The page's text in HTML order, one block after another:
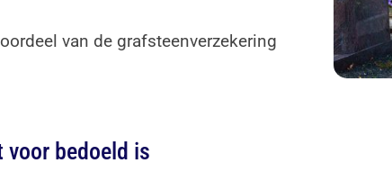
van de grafsteenverzekering
voor bedoeld is